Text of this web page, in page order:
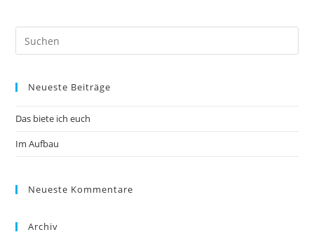
Neueste Beiträge
Das biete ich euch
Im Aufbau
Neueste Kommentare
Archiv